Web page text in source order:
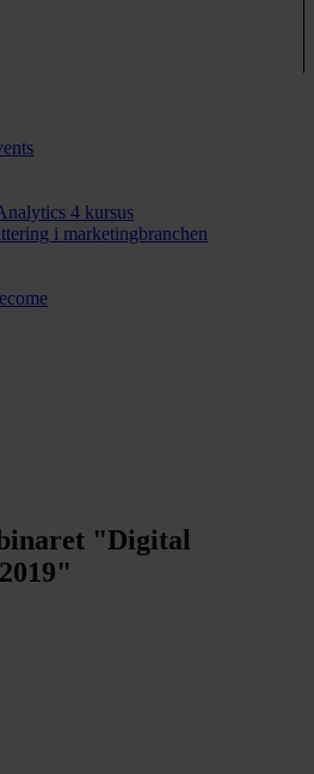
4 kursus
i marketingbranchen
"Digital